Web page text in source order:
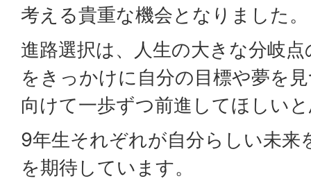
考える貴重な機会となりました。
進路選択は、人生の大きな分岐
をきっかけに自分の目標や夢を
向けて一歩ずつ前進してほしい
9年生それぞれが自分らしい未来
を期待しています。